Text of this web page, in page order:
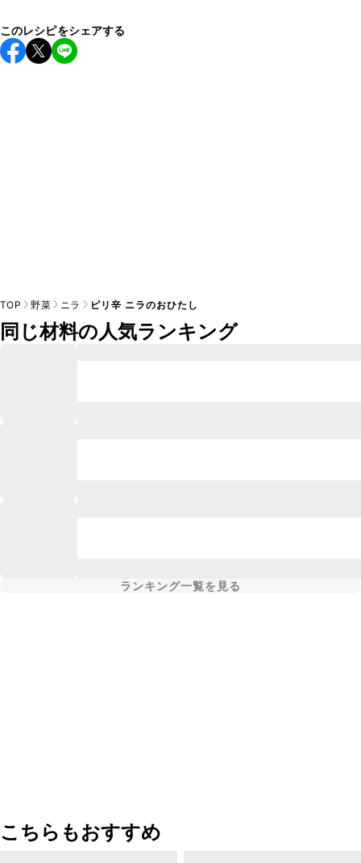
このレシピをシェアする
TOP 野菜 ニラ ピリ辛 ニラのおひたし
同じ材料の人気ランキング
ランキング一覧を見る
こちらもおすすめ